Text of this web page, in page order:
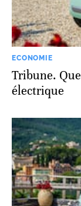
ECONOMIE
Tribune.
électrique